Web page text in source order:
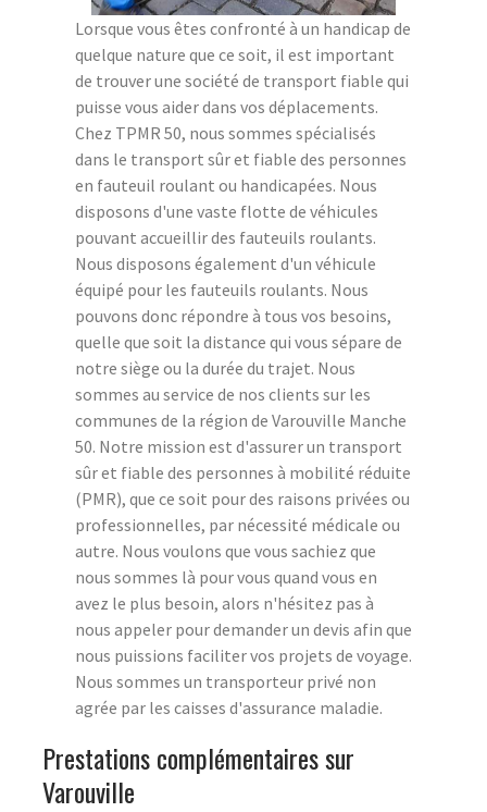
Lorsque vous êtes confronté à un handicap de
quelque nature que ce soit, il est important
de trouver une société de transport fiable qui
puisse vous aider dans vos déplacements.
Chez TPMR 50, nous sommes spécialisés
dans le transport sûr et fiable des personnes
en fauteuil roulant ou handicapées. Nous
disposons d'une vaste flotte de véhicules
pouvant accueillir des fauteuils roulants.
Nous disposons également d'un véhicule
équipé pour les fauteuils roulants. Nous
pouvons donc répondre à tous vos besoins,
quelle que soit la distance qui vous sépare de
notre siège ou la durée du trajet. Nous
sommes au service de nos clients sur les
communes de la région de Varouville Manche
50. Notre mission est d'assurer un transport
sûr et fiable des personnes à mobilité réduite
(PMR), que ce soit pour des raisons privées ou
professionnelles, par nécessité médicale ou
autre. Nous voulons que vous sachiez que
nous sommes là pour vous quand vous en
avez le plus besoin, alors n'hésitez pas à
nous appeler pour demander un devis afin que
nous puissions faciliter vos projets de voyage.
Nous sommes un transporteur privé non
agrée par les caisses d'assurance maladie.
Prestations complémentaires sur
Varouville